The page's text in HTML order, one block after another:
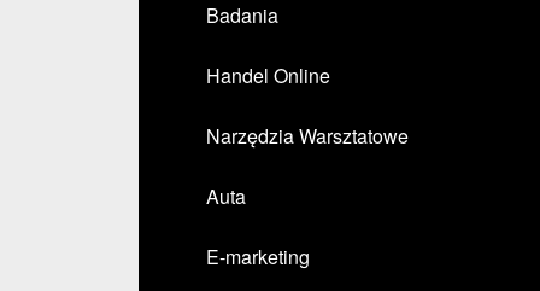
Badania
Handel Online
Narzędzia Warsztatowe
Auta
E-marketing